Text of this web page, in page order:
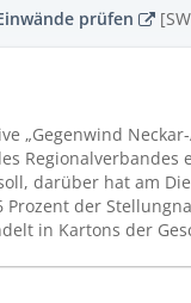
prüfen
„Gegenwind
darüber hat am
der
in Kartons der